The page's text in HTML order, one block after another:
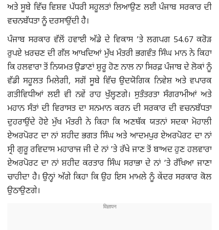
ਅਤੇ ਸੂਬੇ ਵਿੱਚ ਵਿਸ਼ਵ ਪੱਧਰੀ ਸਹੂਲਤਾਂ ਲਿਆਉਣ ਲਈ ਪੰਜਾਬ ਸਰਕਾਰ ਦੀ
ਵਚਨਬੱਧਤਾ ਨੂੰ ਦਰਸਾਉਂਦੀ ਹੈ।
ਪੰਜਾਬ ਸਰਕਾਰ ਵੱਲੋਂ ਹਵਾਈ ਅੱਡੇ ਦੇ ਵਿਕਾਸ ’ਤੇ ਲਗਪਗ 54.67 ਕਰੋੜ
ਰੁਪਏ ਖ਼ਰਚਣ ਦੀ ਗੱਲ ਆਖਦਿਆਂ ਮੁੱਖ ਮੰਤਰੀ ਭਗਵੰਤ ਸਿੰਘ ਮਾਨ ਨੇ ਕਿਹਾ
ਕਿ ਹਲਵਾਰਾ ਤੋਂ ਨਿਯਮਤ ਉਡਾਣਾਂ ਸ਼਼ੁਰੂ ਹੋਣ ਨਾਲ ਨਾ ਸਿਰਫ਼ ਪੰਜਾਬ ਦੇ ਲੋਕਾਂ ਨੂੰ
ਵੱਡੀ ਸਹੂਲਤ ਮਿਲੇਗੀ, ਸਗੋਂ ਸੂਬੇ ਵਿੱਚ ਉਦਯੋਗਿਕ ਨਿਵੇਸ਼ ਅਤੇ ਵਪਾਰਕ
ਗਤੀਵਿਧੀਆਂ ਲਈ ਵੀ ਨਵੇਂ ਰਾਹ ਖੁੱਲ੍ਹਣਗੇ। ਸੁਤੰਤਰਤਾ ਸੰਗਰਾਮੀਆਂ ਅਤੇ
ਮਹਾਨ ਸੰਤਾਂ ਦੀ ਵਿਰਾਸਤ ਦਾ ਸਨਮਾਨ ਕਰਨ ਦੀ ਸਰਕਾਰ ਦੀ ਵਚਨਬੱਧਤਾ
ਦੁਹਰਾਉਂਦੇ ਹੋਏ ਮੁੱਖ ਮੰਤਰੀ ਨੇ ਕਿਹਾ ਕਿ ਅਣਥੱਕ ਯਤਨਾਂ ਸਦਕਾ ਮੋਹਾਲੀ
ਏਅਰਪੋਰਟ ਦਾ ਨਾਂ ਸ਼ਹੀਦ ਭਗਤ ਸਿੰਘ ਅਤੇ ਆਦਮਪੁਰ ਏਅਰਪੋਰਟ ਦਾ ਨਾਂ
ਸ੍ਰੀ ਗੁਰੂ ਰਵਿਦਾਸ ਮਹਾਰਾਜ ਜੀ ਦੇ ਨਾਂ ’ਤੇ ਰੱਖੇ ਜਾਣ ਤੋਂ ਬਾਅਦ ਹੁਣ ਹਲਵਾਰਾ
ਏਅਰਪੋਰਟ ਦਾ ਨਾਂ ਸ਼ਹੀਦ ਕਰਤਾਰ ਸਿੰਘ ਸਰਾਭਾ ਦੇ ਨਾਂ ’ਤੇ ਰੱਖਿਆ ਜਾਣਾ
ਚਾਹੀਦਾ ਹੈ। ਉਨ੍ਹਾਂ ਅੱਗੇ ਕਿਹਾ ਕਿ ਉਹ ਇਸ ਮਾਮਲੇ ਨੂੰ ਕੇਂਦਰ ਸਰਕਾਰ ਕੋਲ
ਉਠਾਉਣਗੇ।